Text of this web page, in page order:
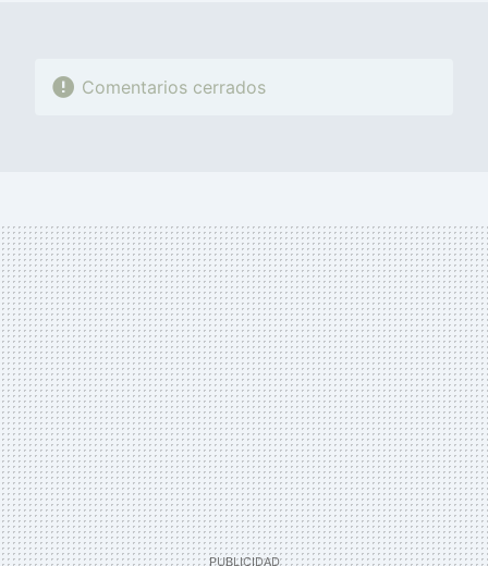
Comentarios cerrados